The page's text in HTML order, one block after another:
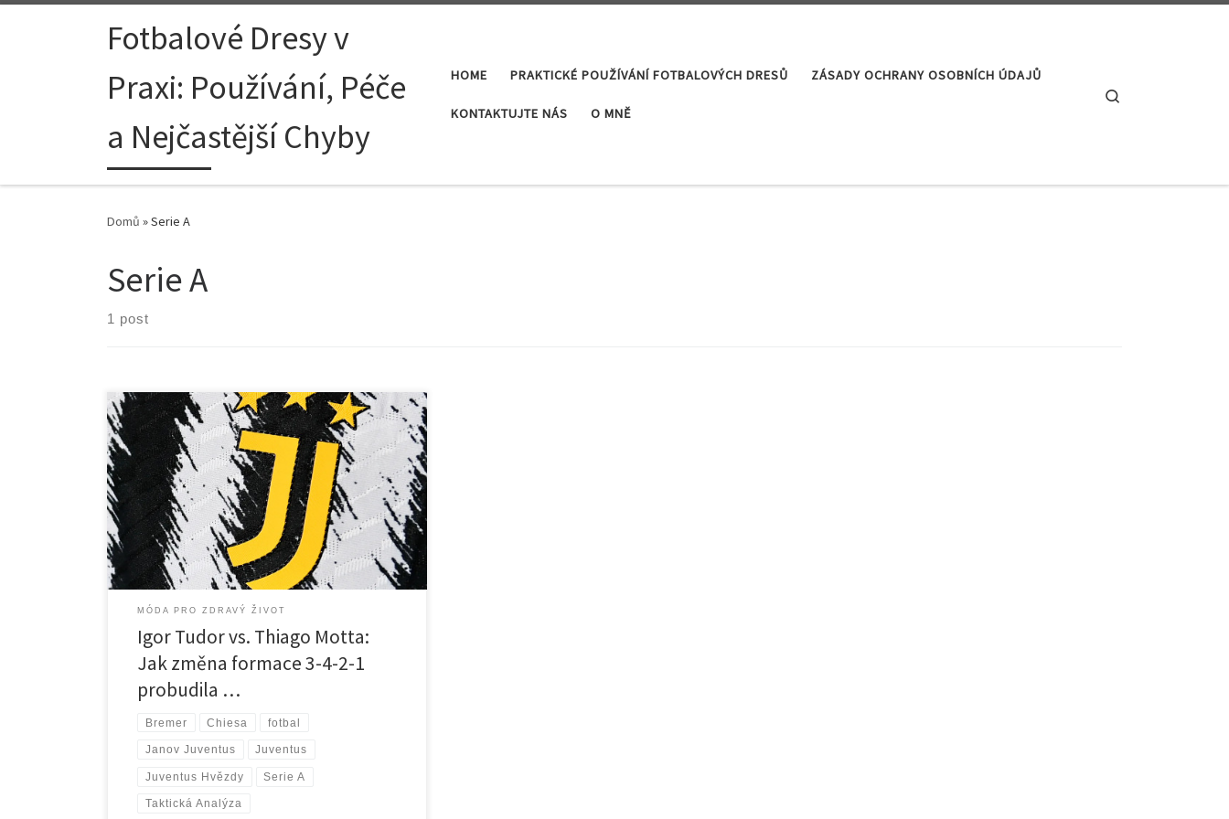
Skip to contentFotbalové Dresy v
Praxi: Používání, Péče
a Nejčastější Chyby
HOME PRAKTICKÉ POUŽÍVÁNÍ FOTBALOVÝCH DRESŮ ZÁSADY OCHRANY OSOBNÍCH ÚDAJŮ
KONTAKTUJTE NÁS O MNĚ
Domů »Serie A
Serie A
1 post
1. Úvod: Krize pod Mottou a rychlá záchrana Tudorem
Thiago Motta měl před sebou náročný úkol – vrátit
Juventusu ztracenou slávu. Když v létě 2024 usedl na
lavičku „Staré dámy“, očekávání byla vysoká. Místo
toho však tým pod jeho vedením postupně upadal do
stále hlubší krize. Kde to začalo špatně?Mottova […]
MÓDA PRO ZDRAVÝ ŽIVOT
Igor Tudor vs. Thiago Motta:
Jak změna formace 3-4-2-1
probudila …
Bremer Chiesa fotbal
Janov Juventus Juventus
Juventus Hvězdy Serie A
Taktická Analýza